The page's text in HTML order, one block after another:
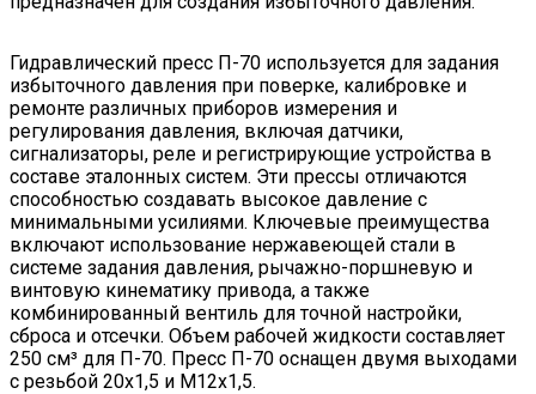
Гидравлический пресс П-70 используется для задания
избыточного давления при поверке, калибровке и
ремонте различных приборов измерения и
регулирования давления, включая датчики,
сигнализаторы, реле и регистрирующие устройства в
составе эталонных систем. Эти прессы отличаются
способностью создавать высокое давление с
минимальными усилиями. Ключевые преимущества
включают использование нержавеющей стали в
системе задания давления, рычажно-поршневую и
винтовую кинематику привода, а также
комбинированный вентиль для точной настройки,
сброса и отсечки. Объем рабочей жидкости составляет
250 см³ для П-70. Пресс П-70 оснащен двумя выходами
с резьбой 20х1,5 и М12х1,5.